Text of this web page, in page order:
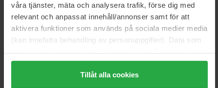
våra tjänster, mäta och analysera trafik, förse dig med
relevant och anpassat innehåll/annonser samt för att
aktivera funktioner som används på sociala medier media
(kan innefatta behandling av personuppgifter). Data som
trycka på "Tillåt alla cookies" accepterar du alla cookies,
medan du under "Detaljer" kan anpassa användningen av
cookies. Du kan när som helst återkalla ditt samtycke.
Tillåt alla cookies
Koko: 1 pcs
Tuotenumero: 106230